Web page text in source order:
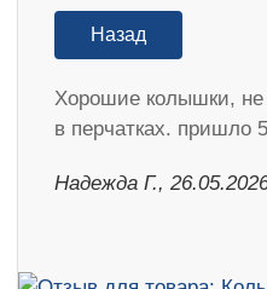
Назад
Хорошие колышки, не
в перчатках. пришло
Надежда Г.,